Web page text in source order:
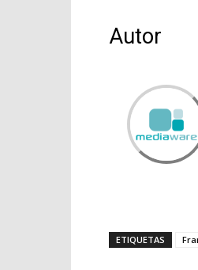
Autor
ETIQUETAS